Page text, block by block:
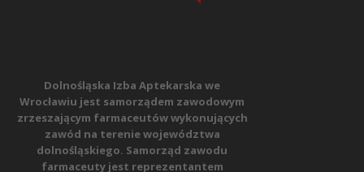
Dolnośląska Izba Aptekarska we
Wrocławiu jest samorządem zawodowym
zrzeszającym farmaceutów wykonujących
zawód na terenie województwa
dolnośląskiego. Samorząd zawodu
farmaceuty jest reprezentantem